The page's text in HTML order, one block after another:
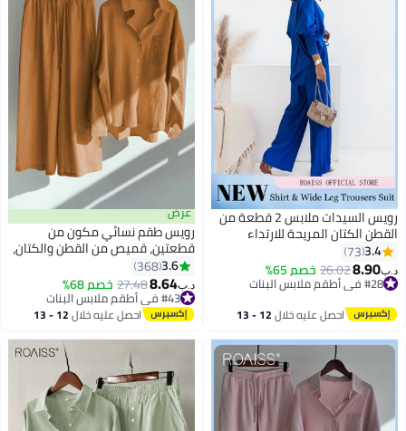
رويس السيدات ملابس 2 قطعة من
القطن الكتان المريحة للارتداء
اليومي - قميص وبنطال واسع
الساقين بتصميم بسيط وتناسب
فضفاض للترفيه، وحرية الحركة.
3.4
73
د.ب‏8.90
26.02خصم 65%
#28 في أطقم ملابس البنات
احصل عليه خلال 12 - 13
عرض
رويس طقم نسائي مكون من
قطعتين، قميص من القطن والكتان،
بنطلون فضفاض، ملابس صيفية
ربيعية للنساء، قميص بأكمام
طويلة، قابل للتهوية وبارد، بني
للتنقل اليومي
3.6
368
د.ب‏8.64
27.48خصم 68%
#43 في أطقم ملابس البنات
#43 في أطقم ملابس البنات احصل عليه خلال 12 - 13